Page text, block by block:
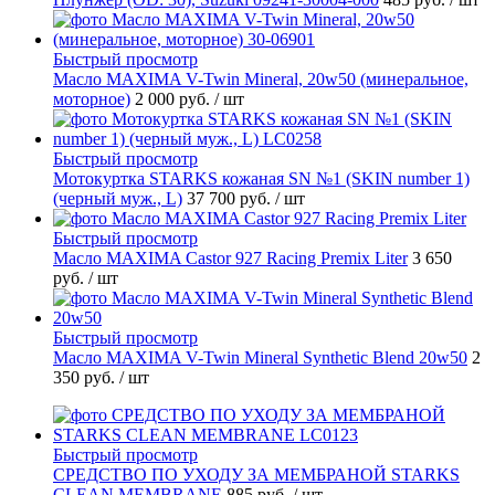
Быстрый просмотр
Масло MAXIMA V-Twin Mineral, 20w50 (минеральное,
моторное) 2 000 руб. / шт
Быстрый просмотр
Мотокуртка STARKS кожаная SN №1 (SKIN number 1)
(черный муж., L) 37 700 руб. / шт
Быстрый просмотр
Масло MAXIMA Castor 927 Racing Premix Liter 3 650
руб. / шт
Быстрый просмотр
Масло MAXIMA V-Twin Mineral Synthetic Blend 20w50 2
350 руб. / шт
Быстрый просмотр
СРЕДСТВО ПО УХОДУ ЗА МЕМБРАНОЙ STARKS